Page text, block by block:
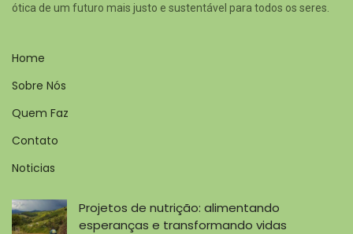
ótica de um futuro mais justo e sustentável para todos os seres.
Home
Sobre Nós
Quem Faz
Contato
Noticias
Projetos de nutrição: alimentando
esperanças e transformando vidas